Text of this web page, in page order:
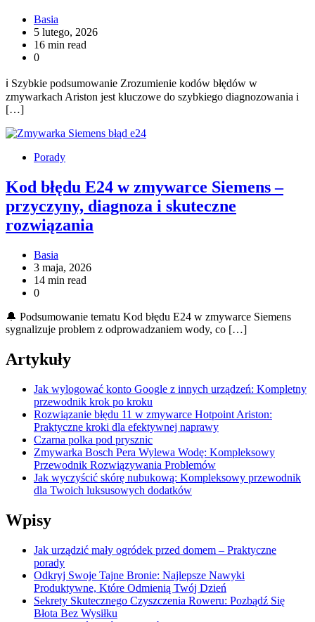
Basia
5 lutego, 2026
16 min read
0
ℹ️ Szybkie podsumowanie Zrozumienie kodów błędów w
zmywarkach Ariston jest kluczowe do szybkiego diagnozowania i
[…]
Porady
Kod błędu E24 w zmywarce Siemens –
przyczyny, diagnoza i skuteczne
rozwiązania
Basia
3 maja, 2026
14 min read
0
🔔 Podsumowanie tematu Kod błędu E24 w zmywarce Siemens
sygnalizuje problem z odprowadzaniem wody, co […]
Artykuły
Jak wylogować konto Google z innych urządzeń: Kompletny
przewodnik krok po kroku
Rozwiązanie błędu 11 w zmywarce Hotpoint Ariston:
Praktyczne kroki dla efektywnej naprawy
Czarna polka pod prysznic
Zmywarka Bosch Pera Wylewa Wodę: Kompleksowy
Przewodnik Rozwiązywania Problemów
Jak wyczyścić skórę nubukową: Kompleksowy przewodnik
dla Twoich luksusowych dodatków
Wpisy
Jak urządzić mały ogródek przed domem – Praktyczne
porady
Odkryj Swoje Tajne Bronie: Najlepsze Nawyki
Produktywne, Które Odmienią Twój Dzień
Sekrety Skutecznego Czyszczenia Roweru: Pozbądź Się
Błota Bez Wysiłku